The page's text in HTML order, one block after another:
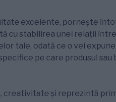
excelente, pornește
cu stabilirea unei relații
tale, odată ce o vei
pe care produsul sau
creativitate și reprezintă